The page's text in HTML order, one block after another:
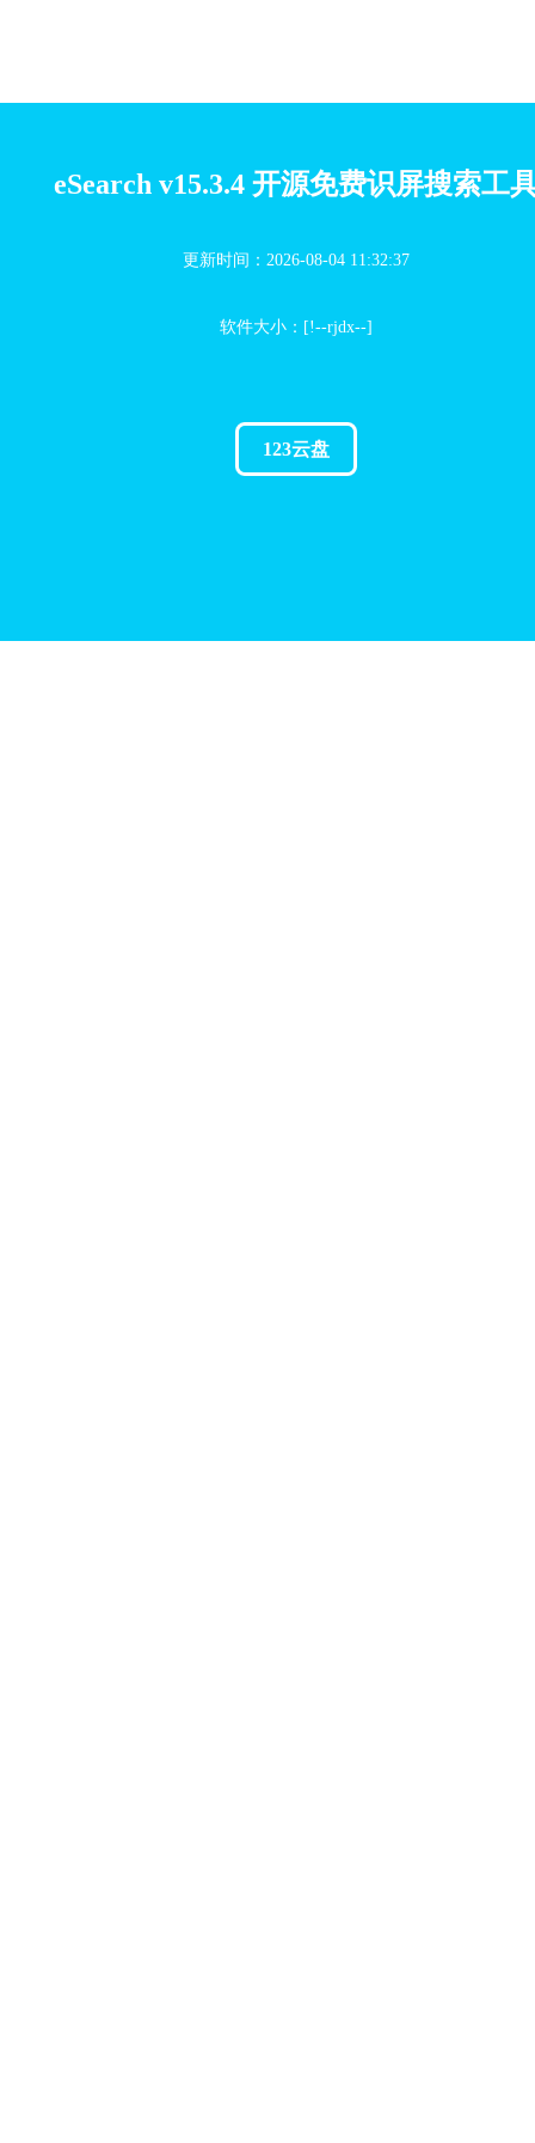
eSearch v15.3.4 开源免费识屏搜索工
更新时间：2026-08-04 11:32:37
软件大小：[!--rjdx--]
123云盘